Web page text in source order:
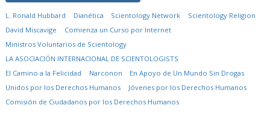
L. Ronald Hubbard Dianética Scientology Network
Scientology Religion
David Miscavige
Comienza un Curso por Internet
Ministros Voluntarios de Scientology
LA ASOCIACIÓN INTERNACIONAL DE SCIENTOLOGISTS
El Camino a la Felicidad
Narconon
En Apoyo de Un Mundo Sin Drogas
Unidos por los Derechos Humanos
Jóvenes por los Derechos Humanos
Comisión de Ciudadanos por los Derechos Humanos